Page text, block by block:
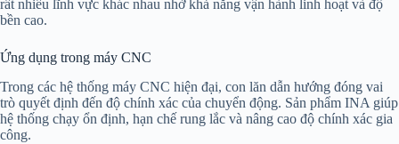
rất nhiều lĩnh vực khác nhau nhờ khả năng vận hành linh hoạt và độ
bền cao.
Ứng dụng trong máy CNC
Trong các hệ thống máy CNC hiện đại, con lăn dẫn hướng đóng vai
trò quyết định đến độ chính xác của chuyển động. Sản phẩm INA giúp
hệ thống chạy ổn định, hạn chế rung lắc và nâng cao độ chính xác gia
công.